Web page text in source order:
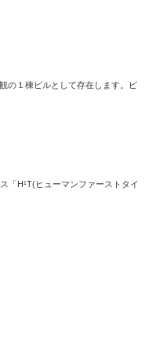
の１棟ビルとして存在します。ビ
「H¹T(ヒューマンファーストタイ